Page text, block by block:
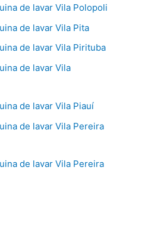
de lavar Vila Polopoli
de lavar Vila Pita
de lavar Vila Pirituba
de lavar Vila
de lavar Vila Piauí
de lavar Vila Pereira
de lavar Vila Pereira